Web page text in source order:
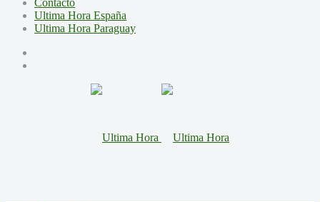
Contacto
Ultima Hora España
Ultima Hora Paraguay